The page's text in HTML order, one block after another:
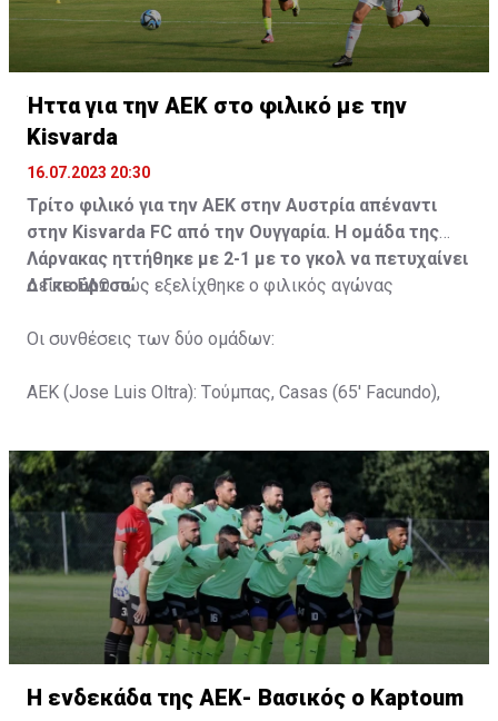
Ήττα για την ΑΕΚ στο φιλικό με την
Kisvarda
16.07.2023 20:30
Τρίτο φιλικό για την ΑΕΚ στην Αυστρία απέναντι
στην Kisvarda FC από την Ουγγαρία. Η ομάδα της
Λάρνακας ηττήθηκε με 2-1 με το γκολ να πετυχαίνει
ο Γκιούρτσο.
ΔείτεΕΔΩπώς εξελίχθηκε ο φιλικός αγώνας
Οι συνθέσεις των δύο ομάδων:
ΑΕΚ (Jose Luis Oltra): Tούμπας, Casas (65' Facundo),
Gyurcso), Κaptoum (46' Καψής (65' Mάμας), Roberge (65'
Tomovic), Aνδρέου (65' Angel) , Κωνσταντή (65' Sol),
Τζιωρτζής (65' Faraj), Κατελάρης (65' Milicevic).
Στον πάγκο: Piric, Στυλιανίδης, Tomovic, Καψής, Sol,
Faraj, Lopes, Angel, Milicevic, Pons, Εγγλέζου, Facundo,
Gonzalez, Guyrcso, Μάμας.
Κisvarda FC (Milos Kruscic): Kovacs, Navratil, Raul, Szor,
Lippai, Alic, Kormendi, Makowski, Czekus, Ilievski,
Spasic.
H ενδεκάδα της ΑΕΚ- Βασικός ο Kaptoum